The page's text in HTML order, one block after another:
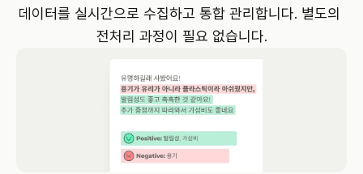
데이터를 실시간으로 수집하고 통합 관리합니다. 별도의
전처리 과정이 필요 없습니다.